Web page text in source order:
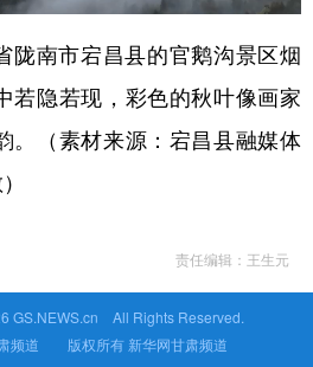
南市宕昌县的官鹅沟景区烟
若隐若现，彩色的秋叶像画家
。（素材来源：宕昌县融媒体
责任编辑：王生元
GS.NEWS.cn All Rights Reserved.
频道 版权所有 新华网甘肃频道